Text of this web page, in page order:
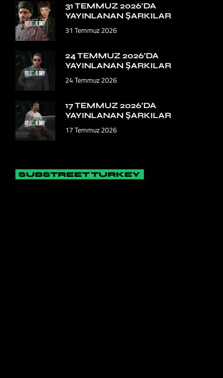
31 TEMMUZ 2026’DA
YAYINLANAN ŞARKILAR
31 Temmuz 2026
24 TEMMUZ 2026’DA
YAYINLANAN ŞARKILAR
24 Temmuz 2026
17 TEMMUZ 2026’DA
YAYINLANAN ŞARKILAR
17 Temmuz 2026
SUBSTREET TURKEY